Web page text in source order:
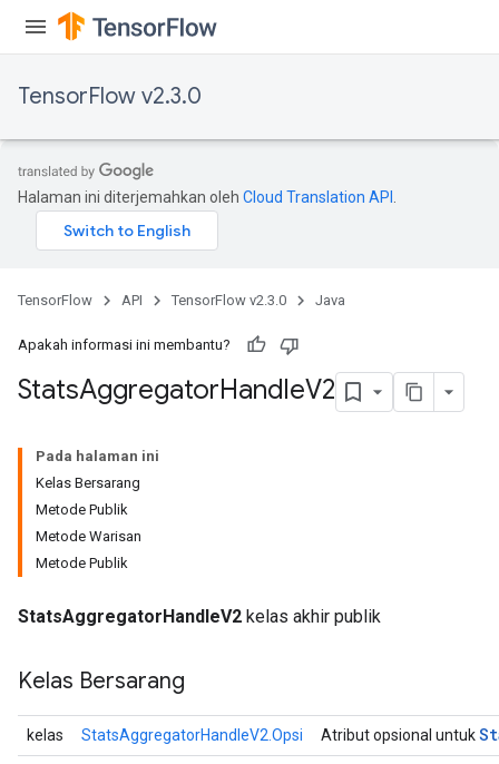
TensorFlow v2.3.0
Halaman ini diterjemahkan oleh Cloud Translation API
TensorFlow API TensorFlow v2.3.0 Java
Apakah informasi ini membantu?
StatsAggregatorHandleV2
Pada halaman ini
Kelas Bersarang
Metode Publik
Metode Warisan
Metode Publik
StatsAggregatorHandleV2 kelas akhir publik
Kelas Bersarang
kelas StatsAggregatorHandleV2.Opsi Atribut opsional untuk